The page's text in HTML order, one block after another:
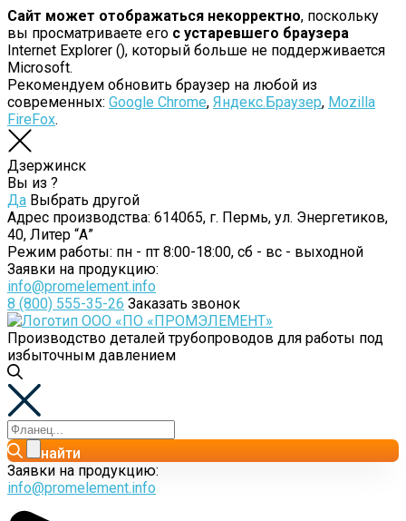
Сайт может отображаться некорректно, поскольку
вы просматриваете его с устаревшего браузера
Internet Explorer (), который больше не поддерживается
Microsoft.
Рекомендуем обновить браузер на любой из
современных: Google Chrome, Яндекс.Браузер, Mozilla
FireFox.
Дзержинск
Вы из ?
Да Выбрать другой
Адрес производства: 614065, г. Пермь, ул. Энергетиков,
40, Литер “А”
Режим работы: пн - пт 8:00-18:00, сб - вс - выходной
Заявки на продукцию:
info@promelement.info
8 (800) 555-35-26 Заказать звонок
Производство деталей трубопроводов для работы под
избыточным давлением
найти
Заявки на продукцию:
info@promelement.info